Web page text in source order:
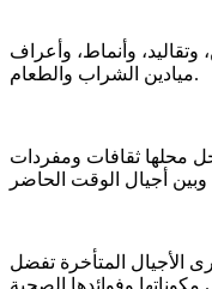
وتقاليد، وأنماط، وأعراف
ميادين الشراب والطعام.
محلها ثقافات ومفردات
الأجيال المتأخرة تفضل